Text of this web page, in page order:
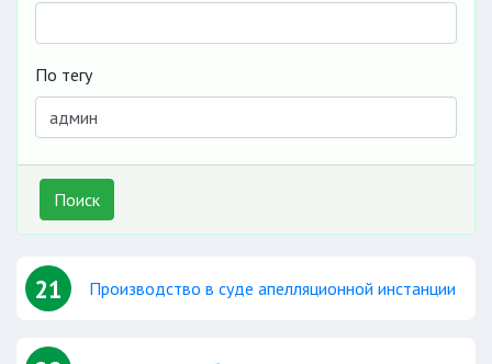
По тегу
Поиск
21 Производство в суде апелляционной инстанции